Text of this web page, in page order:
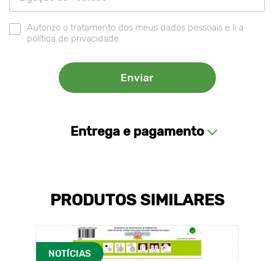
Autorizo o tratamento dos meus dados pessoais e li a
política de privacidade.
Entrega e pagamento
PRODUTOS SIMILARES
NOTÍCIAS